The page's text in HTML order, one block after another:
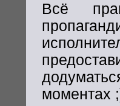
Всё
моментах